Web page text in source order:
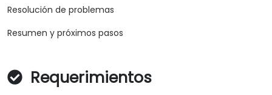
Resolución de problemas
Resumen y próximos pasos
Requerimientos